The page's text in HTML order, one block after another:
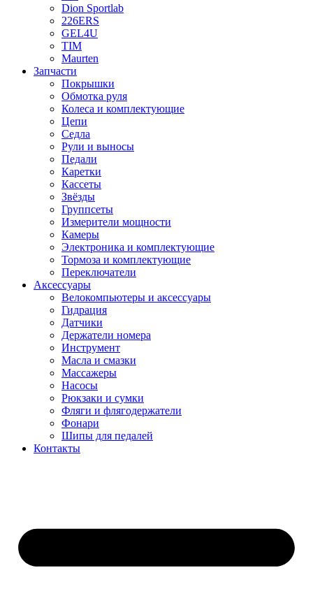
Dion Sportlab
226ERS
GEL4U
TIM
Maurten
Запчасти
Покрышки
Обмотка руля
Колеса и комплектующие
Цепи
Седла
Рули и выносы
Педали
Каретки
Кассеты
Звёзды
Группсеты
Измерители мощности
Камеры
Электроника и комплектующие
Тормоза и комплектующие
Переключатели
Аксессуары
Велокомпьютеры и аксессуары
Гидрация
Датчики
Держатели номера
Инструмент
Масла и смазки
Массажеры
Насосы
Рюкзаки и сумки
Фляги и флягодержатели
Фонари
Шипы для педалей
Контакты